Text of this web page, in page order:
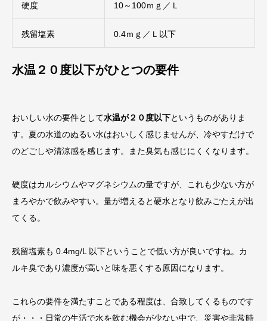
硬度 10～100ｍｇ／Ｌ
残留塩素 0.4ｍｇ／Ｌ以下
水温２０度以下がひとつの要件
おいしい水の要件として水温が２０度以下というものがありま
す。夏の水道のぬるい水はおいしく感じませんが、冷やすだけで
のどごしや清涼感を感じます。また臭気も感じにくくなります。
硬度はカルシウムやマグネシウムの量ですが、これも少ない方が
まろやかで飲みやすい。量が増えると硬水となり飲みごたえが出
てくる。
残留塩素も 0.4mg/L 以下ということで低い方が良いですね。カ
ルキ臭であり濃度が高いと味を悪くする原因になります。
これらの要件を満たすことである程度は、合致してくるものです
が・・・日常の生活で水を飲む機会が少ない中で、災害や非常時